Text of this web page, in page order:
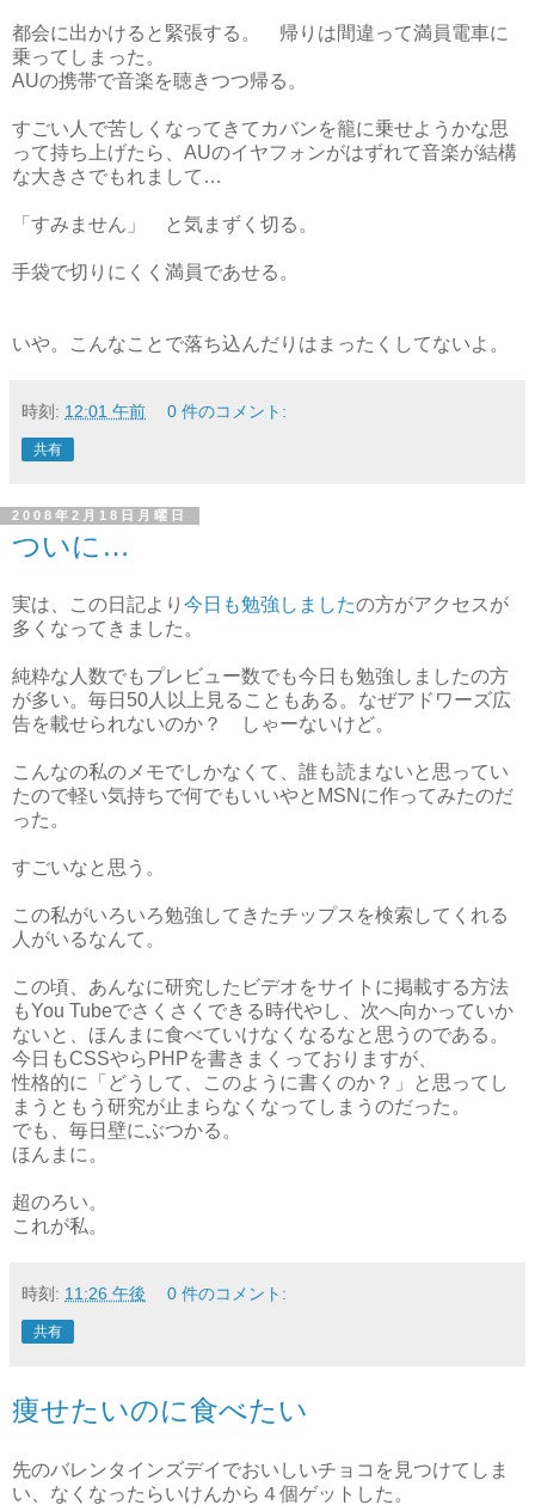
都会に出かけると緊張する。 帰りは間違って満員電車に
乗ってしまった。
AUの携帯で音楽を聴きつつ帰る。
すごい人で苦しくなってきてカバンを籠に乗せようかな思
って持ち上げたら、AUのイヤフォンがはずれて音楽が結構
な大きさでもれまして…
「すみません」 と気まずく切る。
手袋で切りにくく満員であせる。
いや。こんなことで落ち込んだりはまったくしてないよ。
時刻: 12:01 午前 0 件のコメント:
共有
2008年2月18日月曜日
ついに…
実は、この日記より 今日も勉強しましたの方がアクセスが
多くなってきました。
純粋な人数でもプレビュー数でも今日も勉強しましたの方
が多い。毎日50人以上見ることもある。なぜアドワーズ広
告を載せられないのか？ しゃーないけど。
こんなの私のメモでしかなくて、誰も読まないと思ってい
たので軽い気持ちで何でもいいやとMSNに作ってみたのだ
った。
すごいなと思う。
この私がいろいろ勉強してきたチップスを検索してくれる
人がいるなんて。
この頃、あんなに研究したビデオをサイトに掲載する方法
もYou Tubeでさくさくできる時代やし、次へ向かっていか
ないと、ほんまに食べていけなくなるなと思うのである。
今日もCSSやらPHPを書きまくっておりますが、
性格的に「どうして、このように書くのか？」と思ってし
まうともう研究が止まらなくなってしまうのだった。
でも、毎日壁にぶつかる。
ほんまに。
超のろい。
これが私。
時刻: 11:26 午後 0 件のコメント:
共有
痩せたいのに食べたい
先のバレンタインズデイでおいしいチョコを見つけてしま
い、なくなったらいけんから４個ゲットした。